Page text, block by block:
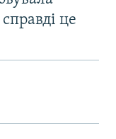
це